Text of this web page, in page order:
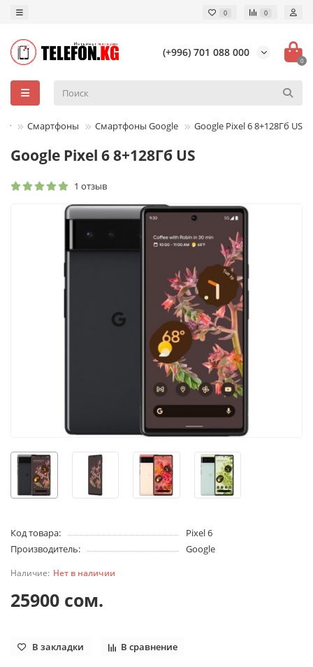
0 0
(+996) 701 088 000
0
Смартфоны Смартфоны Google Google Pixel 6 8+128Гб US
Google Pixel 6 8+128Гб US
1 отзыв
Код товара:
Pixel 6
Производитель:
Google
Нет в наличии
25900 сом.
В закладки В сравнение